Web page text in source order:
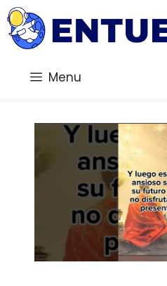
Saltar
al
contenido
Menu